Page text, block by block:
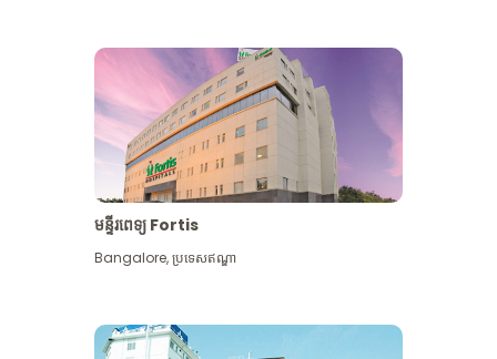
មន្ទីរពេទ្យ Fortis
Bangalore,ប្រទេសឥណ្ឌា